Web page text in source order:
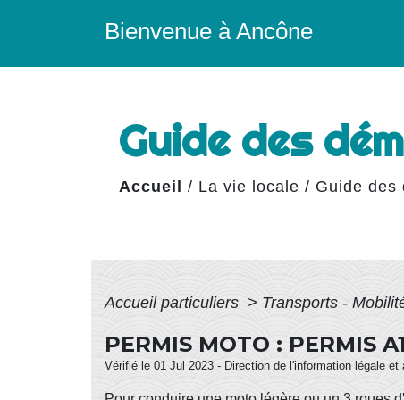
Bienvenue à Ancône
Guide des
Accueil / La vie locale / Guide des
Accueil particuliers > Transports -
PERMIS MOTO : PERMIS
Vérifié le 01 Jul 2023 - Direction de l'information légale